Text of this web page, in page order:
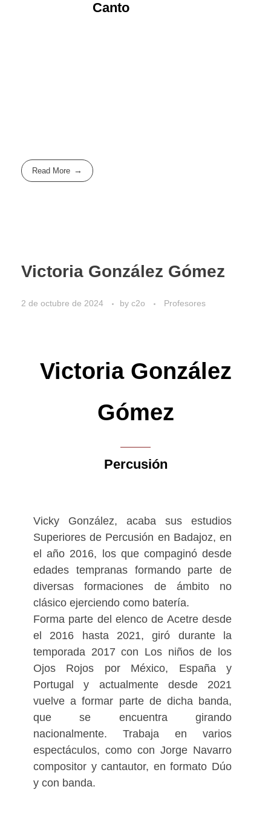
Canto
Read More
Victoria González Gómez
2 de octubre de 2024 by c2o Profesores
Victoria González
Gómez
Percusión
Vicky González, acaba sus estudios
Superiores de Percusión en Badajoz, en
el año 2016, los que compaginó desde
edades tempranas formando parte de
diversas formaciones de ámbito no
clásico ejerciendo como batería.
Forma parte del elenco de Acetre desde
el 2016 hasta 2021, giró durante la
temporada 2017 con Los niños de los
Ojos Rojos por México, España y
Portugal y actualmente desde 2021
vuelve a formar parte de dicha banda,
que se encuentra girando
nacionalmente. Trabaja en varios
espectáculos, como con Jorge Navarro
compositor y cantautor, en formato Dúo
y con banda.